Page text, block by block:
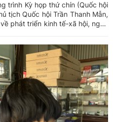
trình Kỳ họp thứ chín (Quốc hội
tịch Quốc hội Trần Thanh Mẫn,
phát triển kinh tế-xã hội, ngân